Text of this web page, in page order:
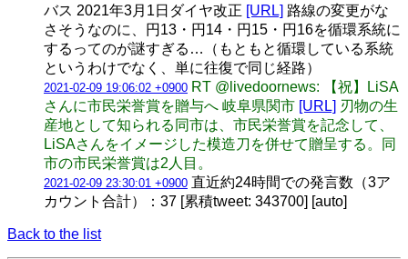
バス 2021年3月1日ダイヤ改正 [URL] 路線の変更がな
さそうなのに、円13・円14・円15・円16を循環系統に
するってのが謎すぎる…（もともと循環している系統
というわけでなく、単に往復で同じ経路）
2021-02-09 19:06:02 +0900 RT @livedoornews: 【祝】LiSA
さんに市民栄誉賞を贈与へ 岐阜県関市 [URL] 刃物の生
産地として知られる同市は、市民栄誉賞を記念して、
LiSAさんをイメージした模造刀を併せて贈呈する。同
市の市民栄誉賞は2人目。
2021-02-09 23:30:01 +0900 直近約24時間での発言数（3ア
カウント合計）：37 [累積tweet: 343700] [auto]
Back to the list